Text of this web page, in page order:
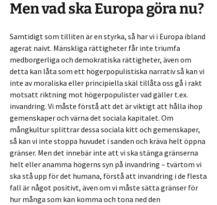
Men vad ska Europa göra nu?
Samtidigt som tilliten är en styrka, så har vi i Europa ibland
agerat naivt. Mänskliga rättigheter får inte triumfa
medborgerliga och demokratiska rättigheter, även om
detta kan låta som ett högerpopulistiska narrativ så kan vi
inte av moraliska eller principiella skäl tillåta oss gå i rakt
motsatt riktning mot högerpopulister vad gäller t.ex.
invandring. Vi måste förstå att det är viktigt att hålla ihop
gemenskaper och värna det sociala kapitalet. Om
mångkultur splittrar dessa sociala kitt och gemenskaper,
så kan vi inte stoppa huvudet i sanden och kräva helt öppna
gränser. Men det innebär inte att vi ska stänga gränserna
helt eller anamma högerns syn på invandring – tvärtom vi
ska stå upp för det humana, förstå att invandring i de flesta
fall är något positivt, även om vi måste sätta gränser för
hur många som kan komma och tona ned den